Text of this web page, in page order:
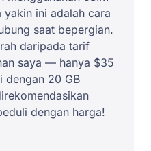
ini adalah cara
saat bepergian.
daripada tarif
saya — hanya $35
dengan 20 GB
dengan harga!